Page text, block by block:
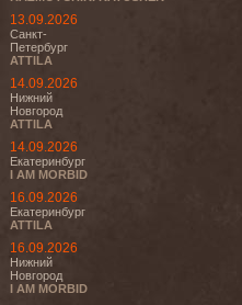
13.09.2026
Санкт-
Петербург
ATTILA
14.09.2026
Нижний
Новгород
ATTILA
14.09.2026
Екатеринбург
I AM MORBID
16.09.2026
Екатеринбург
ATTILA
16.09.2026
Нижний
Новгород
I AM MORBID